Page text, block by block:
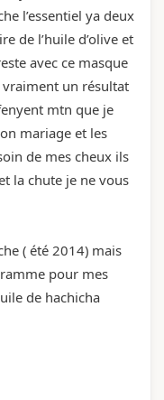
l’essentiel ya deux
de l’huile d’olive et
avec ce masque
un résultat
mtn que je
mariage et les
de mes cheux ils
la chute je ne vous
( été 2014) mais
pour mes
de hachicha